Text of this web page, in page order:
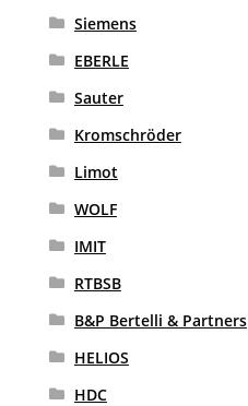
Siemens
EBERLE
Sauter
Kromschröder
Limot
WOLF
IMIT
RTBSB
B&P Bertelli & Partners
HELIOS
HDC